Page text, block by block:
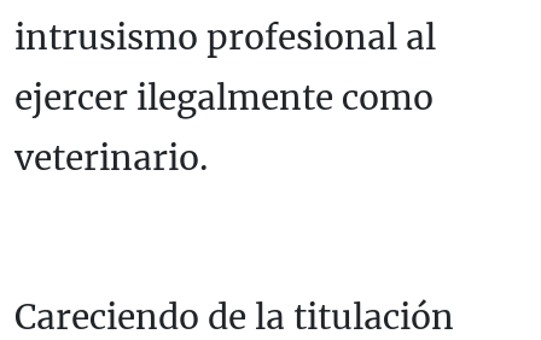
intrusismo profesional al
ejercer ilegalmente como
veterinario.
Careciendo de la titulación